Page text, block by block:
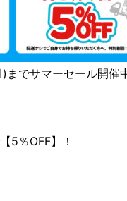
でサマーセール開催
5％OFF】！